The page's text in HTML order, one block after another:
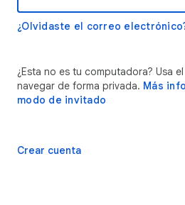
¿Olvidaste el correo
¿Esta no es tu computadora? Usa
navegar de forma privada. Más
modo de invitado
Crear cuenta